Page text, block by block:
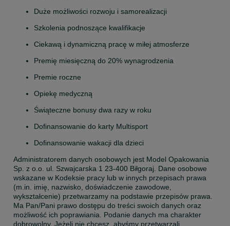
Duże możliwości rozwoju i samorealizacji
Szkolenia podnoszące kwalifikacje
Ciekawą i dynamiczną pracę w miłej atmosferze
Premię miesięczną do 20% wynagrodzenia
Premie roczne
Opiekę medyczną
Świąteczne bonusy dwa razy w roku
Dofinansowanie do karty Multisport
Dofinansowanie wakacji dla dzieci
Administratorem danych osobowych jest Model Opakowania
Sp. z o.o. ul. Szwajcarska 1 23-400 Biłgoraj. Dane osobowe
wskazane w Kodeksie pracy lub w innych przepisach prawa
(m.in. imię, nazwisko, doświadczenie zawodowe,
wykształcenie) przetwarzamy na podstawie przepisów prawa.
Ma Pan/Pani prawo dostępu do treści swoich danych oraz
możliwość ich poprawiania. Podanie danych ma charakter
dobrowolny. Jeżeli nie chcesz, abyśmy przetwarzali